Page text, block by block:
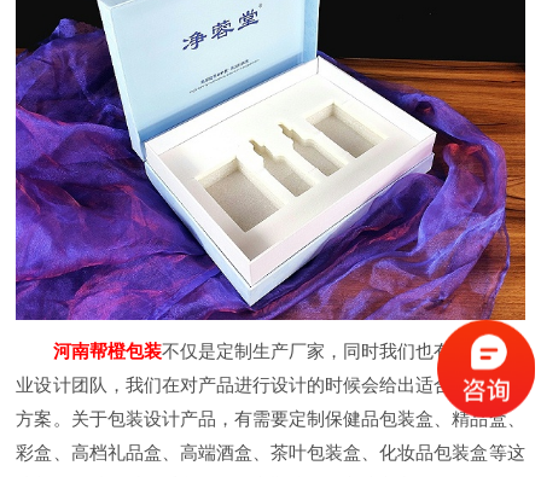
河南帮橙包装不仅是定制生产厂家，同时我们也有自己的专
业设计团队，我们在对产品进行设计的时候会给出适合您的产品
方案。关于包装设计产品，有需要定制保健品包装盒、精品盒、
彩盒、高档礼品盒、高端酒盒、茶叶包装盒、化妆品包装盒等这